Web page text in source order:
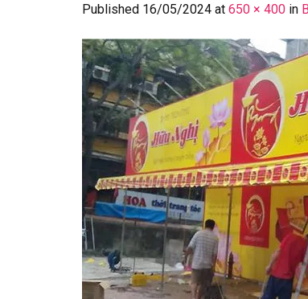
Published 16/05/2024 at 650 × 400 in